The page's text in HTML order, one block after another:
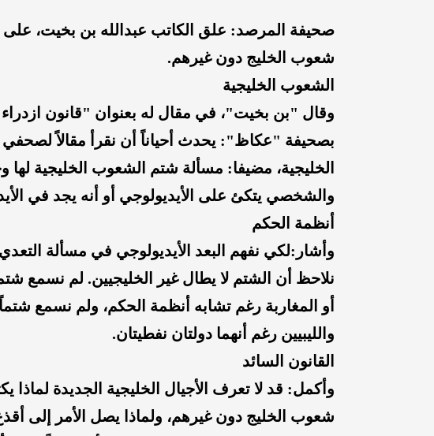
صحيفة المرصد: علق الكاتب عبدالله بن بخيت،
شعوب الخليج دون غيرهم.
الشعوب الخليجية
وقال "بن بخيت"، في مقال له بعنوان "قانون
بصحيفة "عكاظ": يحدث أحياناً أن نقرأ مقالاً
الخليجية، مضيفا: مسألة شتم الشعوب الخليجية
والشخصي يتكئ على الأيديولوجي أو أنه يجد في
أنظمة الحكم
وأشار:لكي نفهم البعد الأيديولوجي في مسألة
نلاحظ أن الشتم لا يطال غير الخليجيين. لم نسمع
أو المغاربة رغم تشابه أنظمة الحكم، ولم نسمع
والليبيين رغم أنهما دولتان نفطيتان.
القانون السائد
وأكمل: قد لا تعرف الأجيال الخليجية الجديدة
شعوب الخليج دون غيرهم، ولماذا يصل الأمر إلى